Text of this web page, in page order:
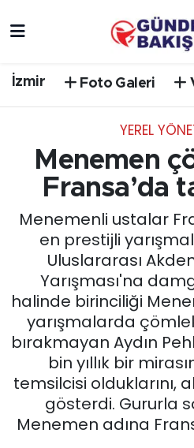
İzmir Foto Galeri
YEREL
Menemen
Fransa’da
Menemenli ustalar
en prestijli
Uluslararası
Yarışması'na
halinde birinciliği
yarışmalarda
bırakmayan Aydın
bin yıllık bir
temsilcisi olduklarını,
gösterdi. Gururla
Menemen adına
EGE
EĞİTİM
EKONOMİ
English News
GÜNCEL
KÜLTÜR SANAT
MAGAZİN
Trafik Durumu
Süper Lig Puan
Tüm Manşetler
Son Dakika Haberleri
Haber Arşivi